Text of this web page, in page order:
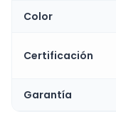
Color
Certificación
Garantía